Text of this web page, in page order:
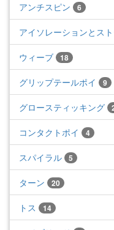
アンチスピン 6
アイソレーションとス
ウィーブ 18
グリップテールポイ 9
グロースティッキング
コンタクトポイ 4
スパイラル 5
ターン 20
トス 14